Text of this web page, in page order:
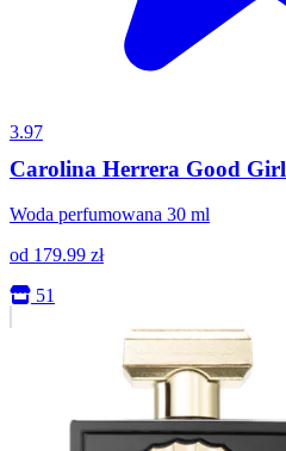
3.97
Carolina Herrera Good Girl
Woda perfumowana 30 ml
od 179.99 zł
51